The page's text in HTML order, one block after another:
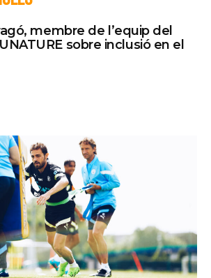
membre de l’equip del
sobre inclusió en el